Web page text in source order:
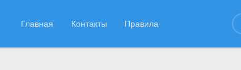
Главная Контакты Правила